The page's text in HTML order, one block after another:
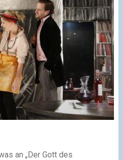
an „Der Gott des